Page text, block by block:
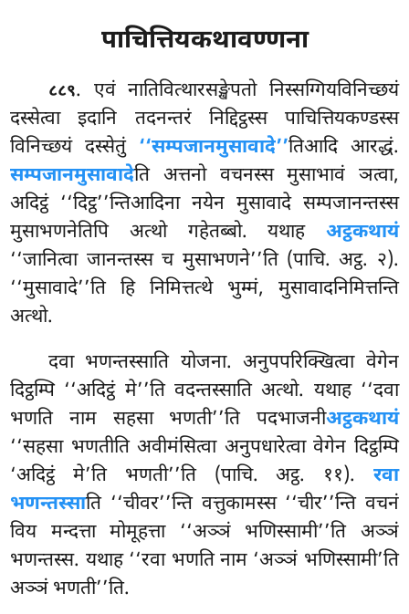
पाचित्तियकथावण्णना
८८९. एवंनातिवित्थारसङ्खेपतो निस्सग्गियविनिच्छयं
दस्सेत्वा इदानि तदनन्तरं निद्दिट्ठस्स पाचित्तियकण्डस्स
विनिच्छयंदस्सेतुं ‘‘सम्पजानमुसावादे’’तिआदि आरद्धं.
सम्पजानमुसावादेति अत्तनो वचनस्स मुसाभावं ञत्वा,
अदिट्ठं ‘‘दिट्ठ’’न्तिआदिना नयेन मुसावादे सम्पजानन्तस्स
मुसाभणनेतिपि अत्थो गहेतब्बो. यथाह अट्ठकथायं
‘‘जानित्वा जानन्तस्स च मुसाभणने’’ति (पाचि. अट्ठ. २).
‘‘मुसावादे’’ति हि निमित्तत्थे भुम्मं, मुसावादनिमित्तन्ति
अत्थो.
दवा भणन्तस्साति योजना. अनुपपरिक्खित्वा वेगेन
दिट्ठम्पि ‘‘अदिट्ठं मे’’ति वदन्तस्साति अत्थो. यथाह ‘‘दवा
भणति नाम सहसा भणती’’ति पदभाजनीअट्ठकथायं
‘‘सहसा भणतीति अवीमंसित्वा अनुपधारेत्वा वेगेन दिट्ठम्पि
‘अदिट्ठं मे’ति भणती’’ति (पाचि. अट्ठ. ११). रवा
भणन्तस्साति ‘‘चीवर’’न्ति वत्तुकामस्स ‘‘चीर’’न्ति वचनं
विय मन्दत्ता मोमूहत्ता ‘‘अञ्ञं भणिस्सामी’’ति अञ्ञं
भणन्तस्स. यथाह ‘‘रवा भणति नाम ‘अञ्ञं भणिस्सामी’ति
अञ्ञं भणती’’ति.